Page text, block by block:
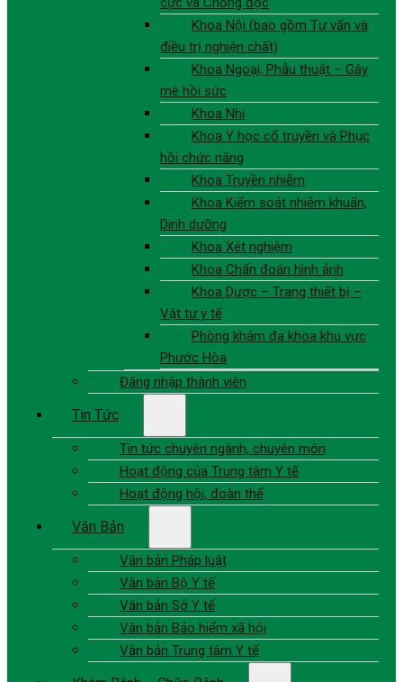
Khoa Nội (bao gồm Tư vấn và
điều trị nghiện chất)
Khoa Ngoại, Phẫu thuật – Gây
mê hồi sức
Khoa Nhi
Khoa Y học cổ truyền và Phục
hồi chức năng
Khoa Truyền nhiễm
Khoa Kiểm soát nhiễm khuẩn,
Dinh dưỡng
Khoa Xét nghiệm
Khoa Chẩn đoán hình ảnh
Khoa Dược – Trang thiết bị –
Vật tư y tế
Phòng khám đa khoa khu vực
Phước Hòa
Đăng nhập thành viên
Tin Tức
Tin tức chuyên ngành, chuyên môn
Hoạt động của Trung tâm Y tế
Hoạt động hội, đoàn thể
Văn Bản
Văn bản Pháp luật
Văn bản Bộ Y tế
Văn bản Sở Y tế
Văn bản Bảo hiểm xã hội
Văn bản Trung tâm Y tế